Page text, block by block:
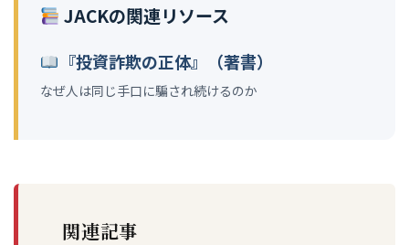
JACKの関連リソース
『投資詐欺の正体』（著書）
なぜ人は同じ手口に騙され続けるのか
関連記事